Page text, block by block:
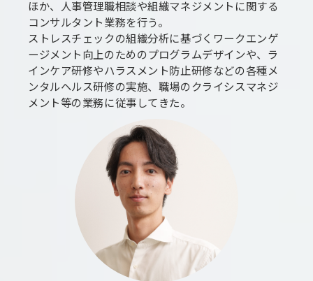
ほか、人事管理職相談や組織マネジメントに関する
コンサルタント業務を行う。
ストレスチェックの組織分析に基づくワークエンゲ
ージメント向上のためのプログラムデザインや、ラ
インケア研修やハラスメント防止研修などの各種メ
ンタルヘルス研修の実施、職場のクライシスマネジ
メント等の業務に従事してきた。